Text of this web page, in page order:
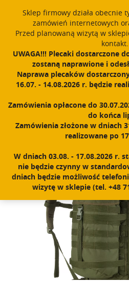
{dataLayer.push(arguments);}
'UA-11892555-1');
PROUDLY MADE IN POLAND SINCE 1984
Zarejestruj się
Raccoon 65
Sklep firmowy działa obecnie
zamówień internetowych
Przed planowaną wizytą w
kontakt.
UWAGA!!! Plecaki dostarczone
zostaną naprawione i
Naprawa plecaków
16.07. - 14.08.2026 r. będzie
Zamówienia opłacone do
do końca
Zamówienia złożone w dniach
realizowane po
W dniach 03.08. - 17.08.2026 r.
nie będzie czynny w
dniach będzie możliwość
wizytę w sklepie (tel. +48